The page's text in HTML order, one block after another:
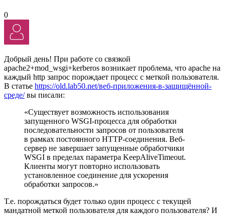
0
Добрый день! При работе со связкой
apache2+mod_wsgi+kerberos возникает проблема, что apache на
каждый http запрос порождает процесс с меткой пользователя.
В статье https://old.lab50.net/веб-приложения-в-защищённой-
среде/вы писали:
«Существует возможность использования
запущенного WSGI-процесса для обработки
последовательности запросов от пользователя
в рамках постоянного HTTP-соединения. Веб-
сервер не завершает запущенные обработчики
WSGI в пределах параметра KeepAliveTimeout.
Клиенты могут повторно использовать
установленное соединение для ускорения
обработки запросов.»
Т.е. порождаться будет только один процесс с текущей
мандатной меткой пользователя для каждого пользователя? И